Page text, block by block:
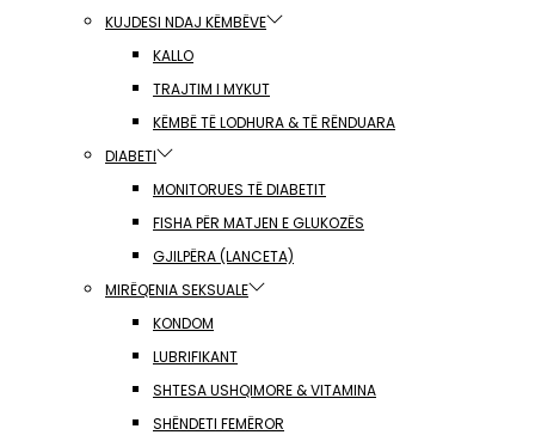
KUJDESI NDAJ KËMBËVE
KALLO
TRAJTIM I MYKUT
KËMBË TË LODHURA & TË RËNDUARA
DIABETI
MONITORUES TË DIABETIT
FISHA PËR MATJEN E GLUKOZËS
GJILPËRA (LANCETA)
MIRËQENIA SEKSUALE
KONDOM
LUBRIFIKANT
SHTESA USHQIMORE & VITAMINA
SHËNDETI FEMËROR